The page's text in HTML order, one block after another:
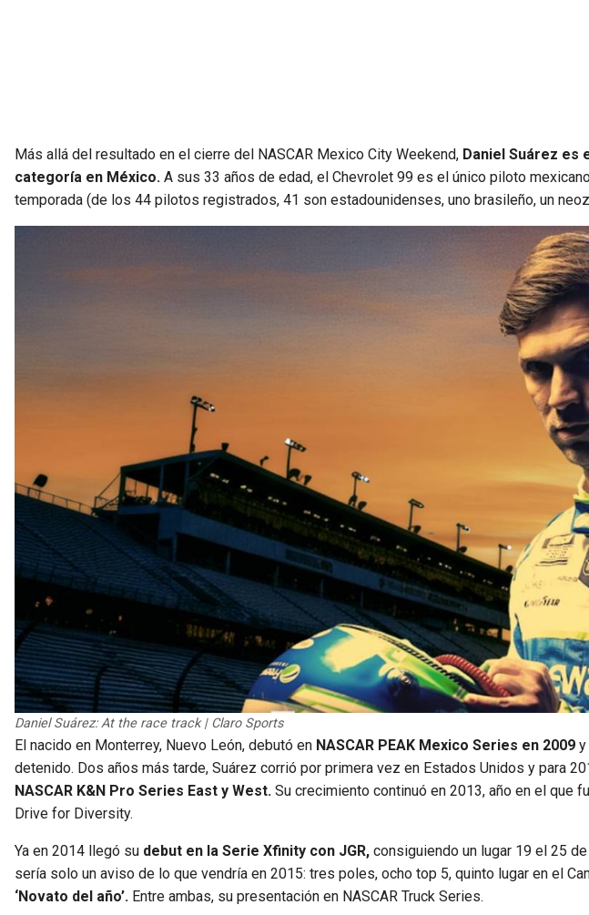
Más allá del resultado en el cierre del NASCAR Mexico City Weekend, Daniel Suárez es
categoría en México. A sus 33 años de edad, el Chevrolet 99 es el único piloto
temporada (de los 44 pilotos registrados, 41 son estadounidenses, uno brasileño, un
Daniel Suárez: At the race track | Claro Sports
El nacido en Monterrey, Nuevo León, debutó en NASCAR PEAK Mexico Series en 2009 y
detenido. Dos años más tarde, Suárez corrió por primera vez en Estados Unidos y para
NASCAR K&N Pro Series East y West. Su crecimiento continuó en 2013, año en el que
Drive for Diversity.
Ya en 2014 llegó su debut en la Serie Xfinity con JGR, consiguiendo un lugar 19 el 25
sería solo un aviso de lo que vendría en 2015: tres poles, ocho top 5, quinto lugar en el
‘Novato del año’. Entre ambas, su presentación en NASCAR Truck Series.